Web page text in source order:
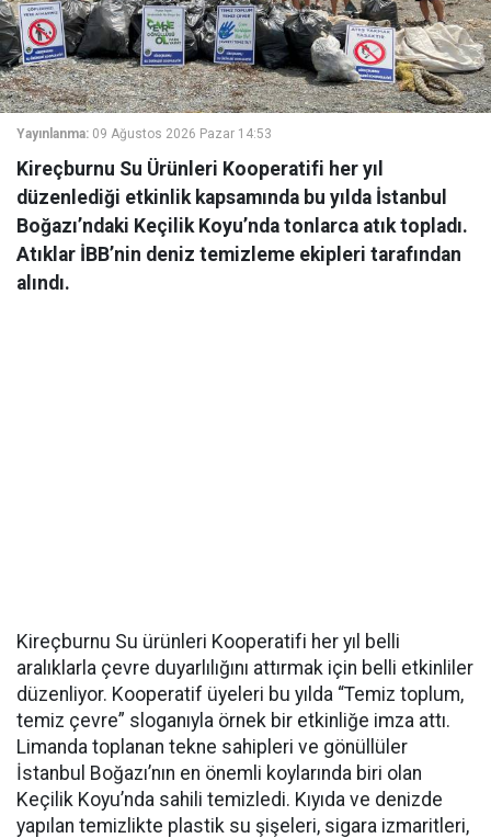
Yayınlanma: 09 Ağustos 2026 Pazar 14:53
Kireçburnu Su Ürünleri Kooperatifi her yıl
düzenlediği etkinlik kapsamında bu yılda İstanbul
Boğazı’ndaki Keçilik Koyu’nda tonlarca atık topladı.
Atıklar İBB’nin deniz temizleme ekipleri tarafından
alındı.
Kireçburnu Su ürünleri Kooperatifi her yıl belli
aralıklarla çevre duyarlılığını attırmak için belli etkinliler
düzenliyor. Kooperatif üyeleri bu yılda “Temiz toplum,
temiz çevre” sloganıyla örnek bir etkinliğe imza attı.
Limanda toplanan tekne sahipleri ve gönüllüler
İstanbul Boğazı’nın en önemli koylarında biri olan
Keçilik Koyu’nda sahili temizledi. Kıyıda ve denizde
yapılan temizlikte plastik su şişeleri, sigara izmaritleri,